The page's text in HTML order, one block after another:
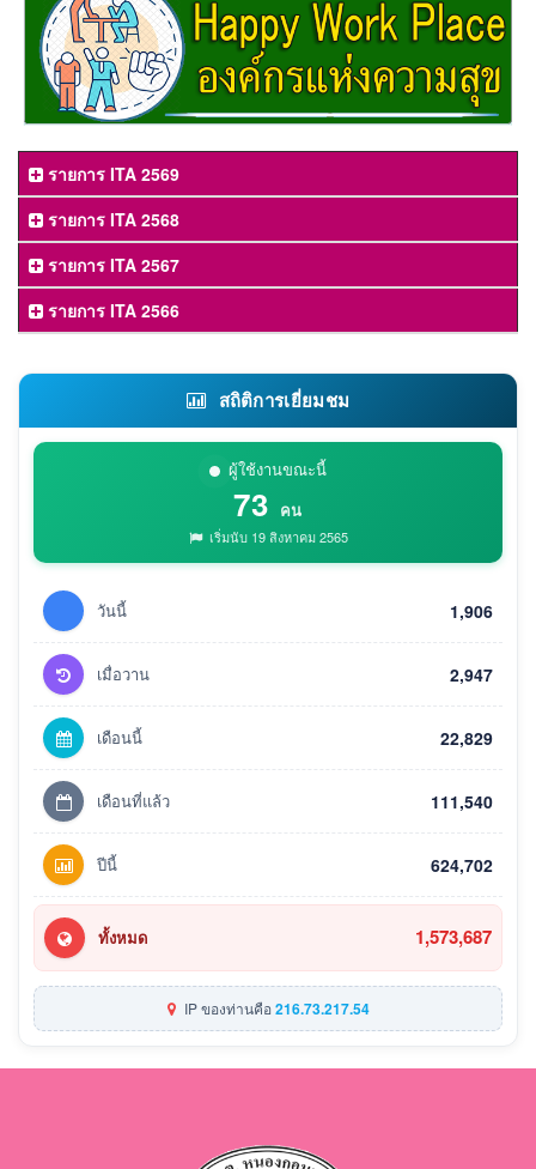
รายการ ITA 2569
รายการ ITA 2568
รายการ ITA 2567
รายการ ITA 2566
สถิติการเยี่ยมชม
ผู้ใช้งานขณะนี้
73 คน
เริ่มนับ 19 สิงหาคม 2565
วันนี้ 1,906
เมื่อวาน 2,947
เดือนนี้ 22,829
เดือนที่แล้ว 111,540
ปีนี้ 624,702
ทั้งหมด 1,573,687
IP ของท่านคือ216.73.217.54